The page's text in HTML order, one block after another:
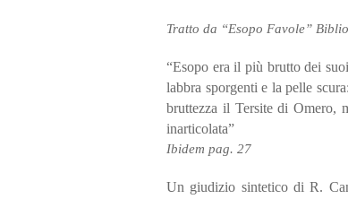
Tratto da “Esopo Favole”
“Esopo era il più brutto dei
labbra sporgenti e la pelle
bruttezza il Tersite di Omero,
inarticolata”
Ibidem pag. 27
Un giudizio sintetico di R.